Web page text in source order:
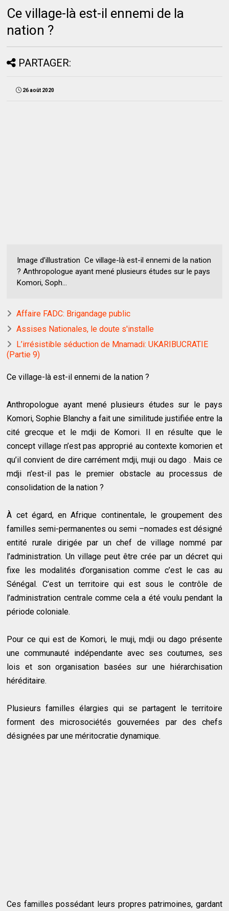
Ce village-là est-il ennemi de la
nation ?
PARTAGER:
26 août 2020
Image d’illustration Ce village-là est-il ennemi de la nation
? Anthropologue ayant mené plusieurs études sur le pays
Komori, Soph...
Affaire FADC: Brigandage public
Assises Nationales, le doute s'installe
L’irrésistible séduction de Mnamadi: UKARIBUCRATIE
(Partie 9)
Ce village-là est-il ennemi de la nation ?
Anthropologue ayant mené plusieurs études sur le pays
Komori, Sophie Blanchy a fait une similitude justifiée entre la
cité grecque et le mdji de Komori. Il en résulte que le
concept village n’est pas approprié au contexte komorien et
qu’il convient de dire carrément mdji, muji ou dago . Mais ce
mdji n’est-il pas le premier obstacle au processus de
consolidation de la nation ?
À cet égard, en Afrique continentale, le groupement des
familles semi-permanentes ou semi –nomades est désigné
entité rurale dirigée par un chef de village nommé par
l’administration. Un village peut être crée par un décret qui
fixe les modalités d’organisation comme c’est le cas au
Sénégal. C’est un territoire qui est sous le contrôle de
l’administration centrale comme cela a été voulu pendant la
période coloniale.
Pour ce qui est de Komori, le muji, mdji ou dago présente
une communauté indépendante avec ses coutumes, ses
lois et son organisation basées sur une hiérarchisation
héréditaire.
Plusieurs familles élargies qui se partagent le territoire
forment des microsociétés gouvernées par des chefs
désignées par une méritocratie dynamique.
Ces familles possédant leurs propres patrimoines, gardant